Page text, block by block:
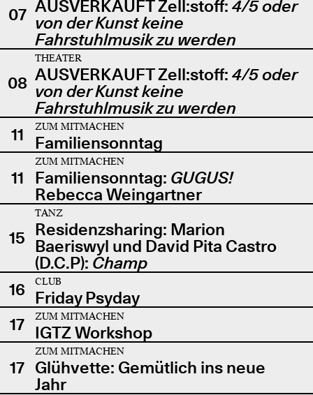
07 AUSVERKAUFT Zell:stoff: 4/5 oder
von der Kunst keine
Fahrstuhlmusik zu werden
08
THEATER
AUSVERKAUFT Zell:stoff: 4/5 oder
von der Kunst keine
Fahrstuhlmusik zu werden
11
ZUM MITMACHEN
Familiensonntag
11
ZUM MITMACHEN
Familiensonntag: GUGUS!
Rebecca Weingartner
15
TANZ
Residenzsharing: Marion
Baeriswyl und David Pita Castro
(D.C.P): Champ
16
CLUB
Friday Psyday
17
ZUM MITMACHEN
IGTZ Workshop
17
ZUM MITMACHEN
Glühvette: Gemütlich ins neue
Jahr